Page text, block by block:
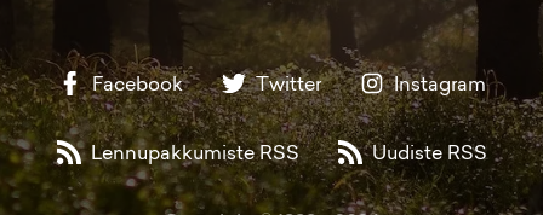
Facebook Twitter Instagram
Lennupakkumiste RSS Uudiste RSS